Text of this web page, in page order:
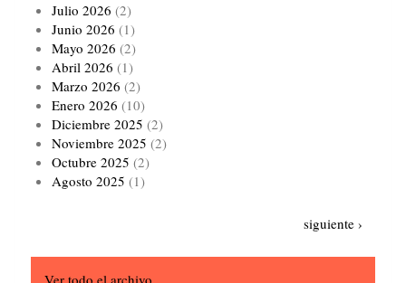
Julio 2026 (2)
Junio 2026 (1)
Mayo 2026 (2)
Abril 2026 (1)
Marzo 2026 (2)
Enero 2026 (10)
Diciembre 2025 (2)
Noviembre 2025 (2)
Octubre 2025 (2)
Agosto 2025 (1)
Siguiente
siguiente ›